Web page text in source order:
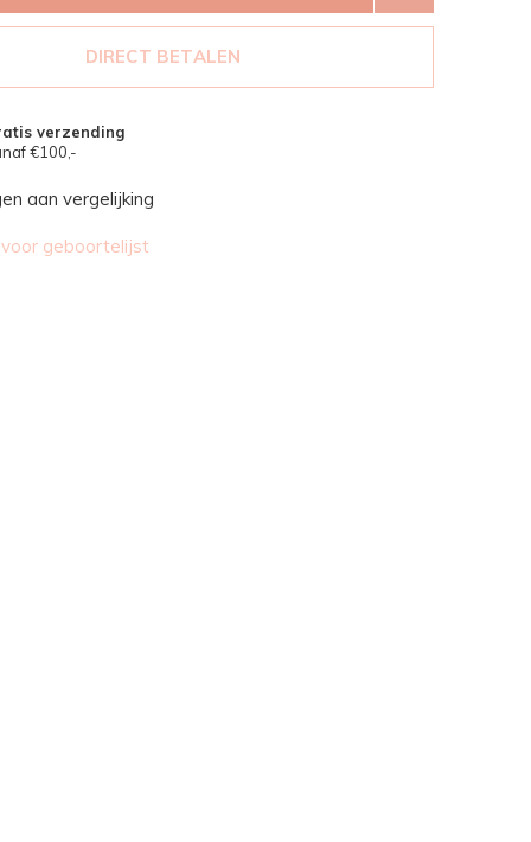
DIRECT BETALEN
verzending
€100,-
aan vergelijking
geboortelijst